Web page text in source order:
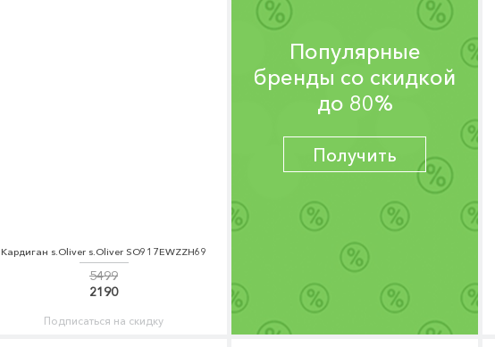
Кардиган s.Oliver s.Oliver SO917EWZZH69
5499
2190
Подписаться на скидку
Популярные
бренды со скидкой
до 80%
Получить